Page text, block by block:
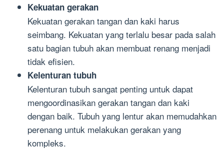
Kekuatan gerakan
Kekuatan gerakan tangan dan kaki harus
seimbang. Kekuatan yang terlalu besar pada salah
satu bagian tubuh akan membuat renang menjadi
tidak efisien.
Kelenturan tubuh
Kelenturan tubuh sangat penting untuk dapat
mengoordinasikan gerakan tangan dan kaki
dengan baik. Tubuh yang lentur akan memudahkan
perenang untuk melakukan gerakan yang
kompleks.